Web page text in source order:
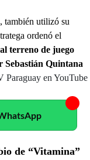
también utilizó su
ordenó el
terreno de juego
Sebastián Quintana
en YouTube
de “Vitamina”